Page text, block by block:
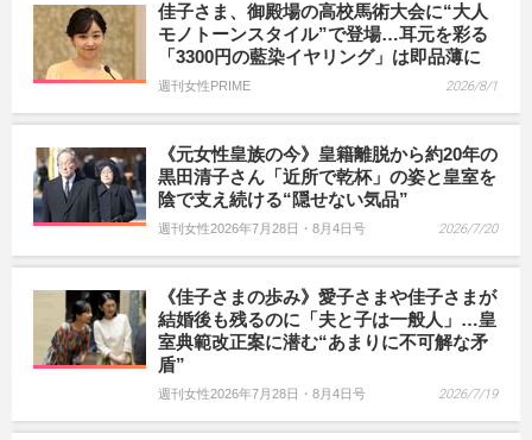
佳子さま、御殿場の高校馬術大会に“大人
モノトーンスタイル”で登場…耳元を彩る
「3300円の藍染イヤリング」は即品薄に
週刊女性PRIME 2026/8/1
《元女性皇族の今》皇籍離脱から約20年の
黒田清子さん「近所で乾杯」の姿と皇室を
陰で支え続ける“隠せない気品”
週刊女性2026年7月28日・8月4日号 2026/7/20
《佳子さまの歩み》愛子さまや佳子さまが
結婚後も残るのに「夫と子は一般人」…皇
室典範改正案に潜む“あまりに不可解な矛
盾”
週刊女性2026年7月28日・8月4日号 2026/7/19